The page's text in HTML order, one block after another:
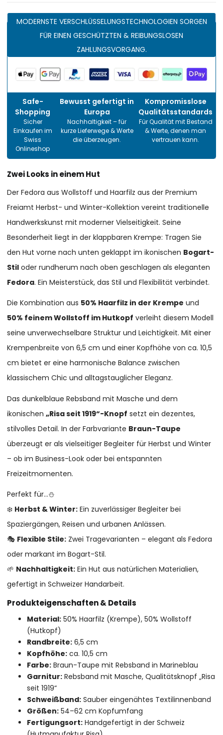
MODERNSTE VERSCHLÜSSELUNGSTECHNOLOGIEN SORGEN
FÜR EINEN GESCHÜTZTEN & REIBUNGSLOSEN
ZAHLUNGSVORGANG.
Safe-
Shopping
Sicher
Einkaufen im
Swiss
Onlineshop
Bewusst gefertigt in
Europa
Nachhaltigkeit – für
kurze Lieferwege & Werte
die überzeugen.
Kompromisslose
Qualitätsstandards
Für Qualität mit Bestand
& Werte, denen man
vertrauen kann.
Zwei Looks in einem Hut
Der Fedora aus Wollstoff und Haarfilz aus der Premium
Freiamt Herbst- und Winter-Kollektion vereint traditionelle
Handwerkskunst mit moderner Vielseitigkeit. Seine
Besonderheit liegt in der klappbaren Krempe: Tragen Sie
den Hut vorne nach unten geklappt im ikonischen Bogart-
Stil oder rundherum nach oben geschlagen als eleganten
Fedora. Ein Meisterstück, das Stil und Flexibilität verbindet.
Die Kombination aus 50% Haarfilz in der Krempe und
50% feinem Wollstoff im Hutkopf verleiht diesem Modell
seine unverwechselbare Struktur und Leichtigkeit. Mit einer
Krempenbreite von 6,5 cm und einer Kopfhöhe von ca. 10,5
cm bietet er eine harmonische Balance zwischen
klassischem Chic und alltagstauglicher Eleganz.
Das dunkelblaue Rebsband mit Masche und dem
ikonischen„Risa seit 1919“-Knopf setzt ein dezentes,
stilvolles Detail. In der Farbvariante Braun-Taupe
überzeugt er als vielseitiger Begleiter für Herbst und Winter
– ob im Business-Look oder bei entspannten
Freizeitmomenten.
Perfekt für…⛄
❄️ Herbst & Winter: Ein zuverlässiger Begleiter bei
Spaziergängen, Reisen und urbanen Anlässen.
🎭 Flexible Stile: Zwei Tragevarianten – elegant als Fedora
oder markant im Bogart-Stil.
🌱 Nachhaltigkeit: Ein Hut aus natürlichen Materialien,
gefertigt in Schweizer Handarbeit.
Produkteigenschaften & Details
Material: 50% Haarfilz (Krempe), 50% Wollstoff
(Hutkopf)
Randbreite: 6,5 cm
Kopfhöhe: ca. 10,5 cm
Farbe: Braun-Taupe mit Rebsband in Marineblau
Garnitur: Rebsband mit Masche, Qualitätsknopf „Risa
seit 1919“
Schweißband: Sauber eingenähtes Textilinnenband
Größen: 54–62 cm Kopfumfang
Fertigungsort: Handgefertigt in der Schweiz